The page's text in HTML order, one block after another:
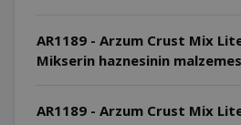
AR1189 - Arzum Crust Mix
Mikserin haznesinin
AR1189 - Arzum Crust Mix